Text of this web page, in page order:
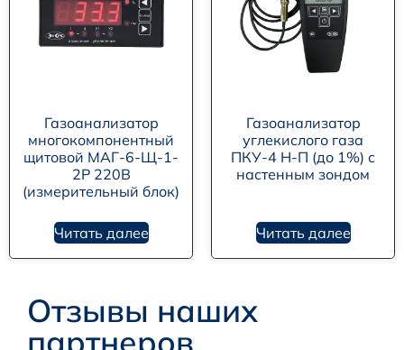
Газоанализатор
многокомпонентный
щитовой МАГ-6-Щ-1-
2Р 220В
(измерительный блок)
Читать далее
Газоанализатор
углекислого газа
ПКУ-4 Н-П (до 1%) с
настенным зондом
Читать далее
Отзывы наших
партнеров